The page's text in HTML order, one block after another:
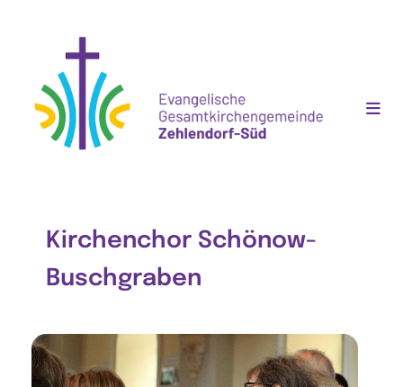
Kirchenchor Schönow-
Buschgraben